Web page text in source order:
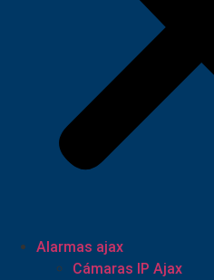
Alarmas ajax
Cámaras IP Ajax